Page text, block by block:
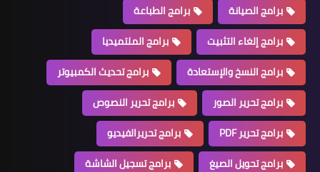
برامج الصيانة
برامج الطباعة
برامج إلغاء التثبيت
برامج الملتميديا
برامج النسخ والإستعادة
برامج تحديث الكمبيوتر
برامج تحرير الصور
برامج تحرير النصوص
برامج تحرير PDF
برامج تحريرالفيديو
برامج تحويل الصيغ
برامج تسجيل الشاشة